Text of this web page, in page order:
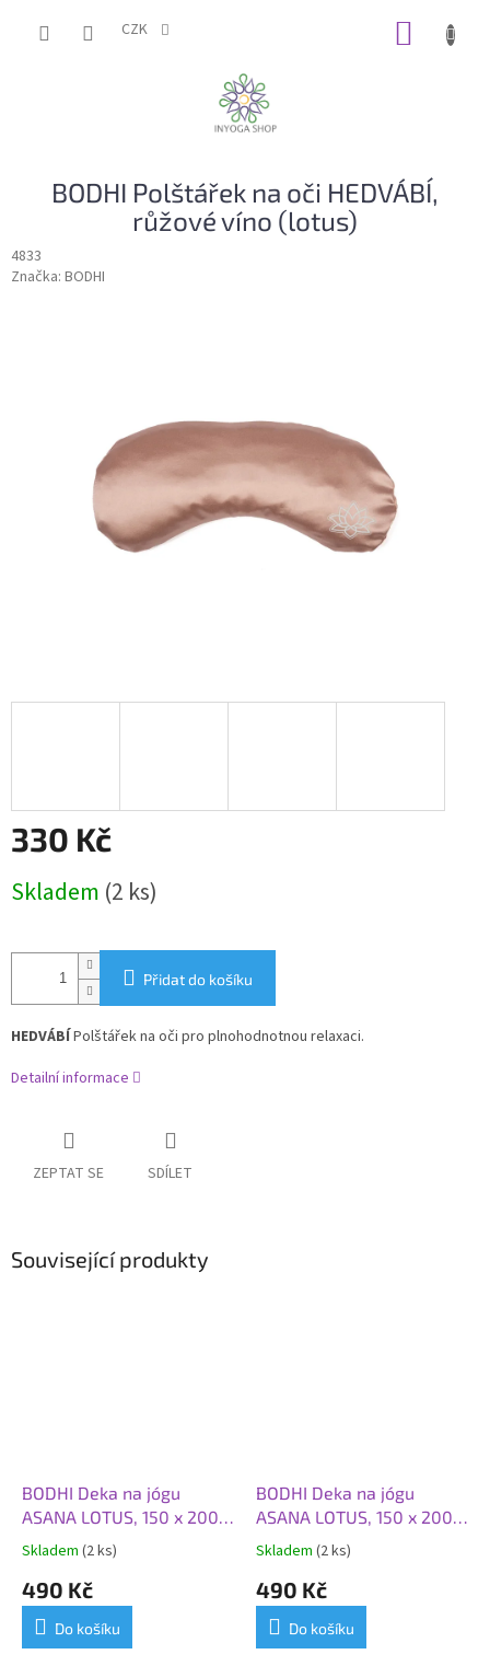
CZK
BODHI Polštářek na oči HEDVÁBÍ,
růžové víno (lotus)
4833
Značka: BODHI
330 Kč
cena:
Skladem (2 ks)
Přidat do košíku
HEDVÁBÍPolštářek na oči pro plnohodnotnou relaxaci.
Detailní informace
ZEPTAT SE SDÍLET
Související produkty
BODHI Deka na jógu
ASANA LOTUS, 150 x 200
cm, antracit
Skladem (2 ks)
490 Kč
Do košíku
BODHI Deka na jógu
ASANA LOTUS, 150 x 200
cm, růže
Skladem (2 ks)
490 Kč
Do košíku